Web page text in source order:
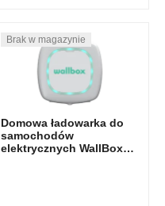
multiple
variants.
be
chosen
Domowa ładowarka do
samochodów
elektrycznych WallBox